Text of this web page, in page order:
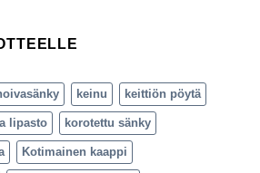
keinu keittiön pöytä
lipasto korotettu sänky
Kotimainen kaappi